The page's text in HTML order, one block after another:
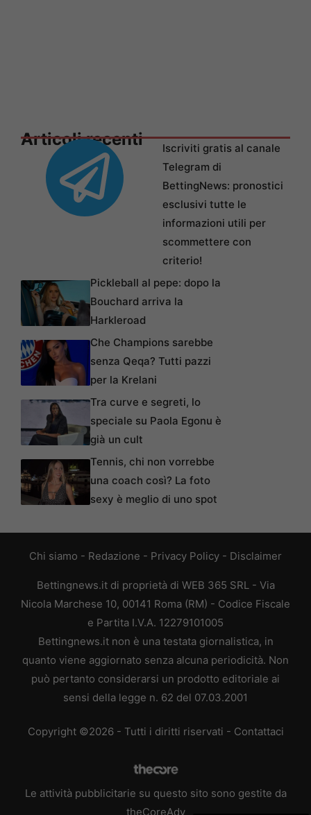
Articoli recenti
Iscriviti gratis al canale
Telegram di
BettingNews: pronostici
esclusivi tutte le
informazioni utili per
scommettere con
criterio!
Pickleball al pepe: dopo la
Bouchard arriva la
Harkleroad
Che Champions sarebbe
senza Qeqa? Tutti pazzi
per la Krelani
Tra curve e segreti, lo
speciale su Paola Egonu è
già un cult
Tennis, chi non vorrebbe
una coach così? La foto
sexy è meglio di uno spot
Chi siamo - Redazione - Privacy Policy - Disclaimer
Bettingnews.it di proprietà di WEB 365 SRL - Via
Nicola Marchese 10, 00141 Roma (RM) - Codice Fiscale
e Partita I.V.A. 12279101005
Bettingnews.it non è una testata giornalistica, in
quanto viene aggiornato senza alcuna periodicità. Non
può pertanto considerarsi un prodotto editoriale ai
sensi della legge n. 62 del 07.03.2001
Copyright ©2026 - Tutti i diritti riservati - Contattaci
Le attività pubblicitarie su questo sito sono gestite da
theCoreAdv